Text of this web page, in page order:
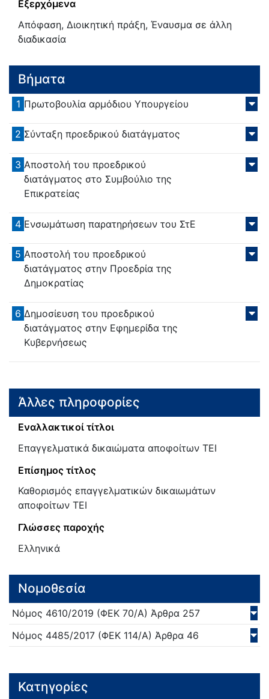
Εξερχόμενα
Απόφαση, Διοικητική πράξη, Έναυσμα σε άλλη
διαδικασία
Βήματα
1 Πρωτοβουλία αρμόδιου Υπουργείου
2 Σύνταξη προεδρικού διατάγματος
3 Αποστολή του προεδρικού
διατάγματος στο Συμβούλιο της
Επικρατείας
4 Ενσωμάτωση παρατηρήσεων του ΣτΕ
5 Αποστολή του προεδρικού
διατάγματος στην Προεδρία της
Δημοκρατίας
6 Δημοσίευση του προεδρικού
διατάγματος στην Εφημερίδα της
Κυβερνήσεως
Άλλες πληροφορίες
Εναλλακτικοί τίτλοι
Επαγγελματικά δικαιώματα αποφοίτων ΤΕΙ
Επίσημος τίτλος
Καθορισμός επαγγελματικών δικαιωμάτων
αποφοίτων ΤΕΙ
Γλώσσες παροχής
Ελληνικά
Νομοθεσία
Νόμος 4610/2019 (ΦΕΚ 70/Α) Άρθρα 257
Νόμος 4485/2017 (ΦΕΚ 114/Α) Άρθρα 46
Κατηγορίες